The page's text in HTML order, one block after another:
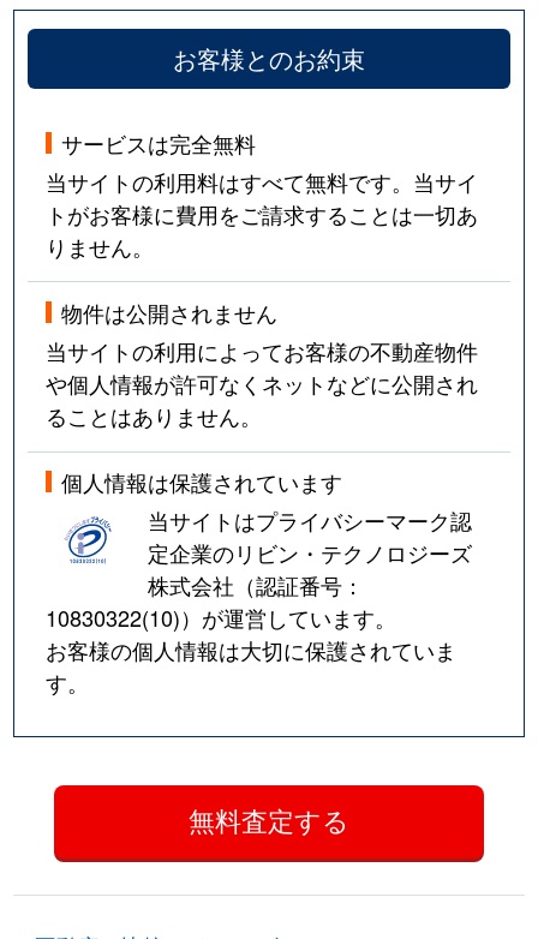
お客様とのお約束
サービスは完全無料
当サイトの利用料はすべて無料です。当サイ
トがお客様に費用をご請求することは一切あ
りません。
物件は公開されません
当サイトの利用によってお客様の不動産物件
や個人情報が許可なくネットなどに公開され
ることはありません。
個人情報は保護されています
当サイトはプライバシーマーク認
定企業のリビン・テクノロジーズ
株式会社（認証番号：
10830322(10)）が運営しています。
お客様の個人情報は大切に保護されていま
す。